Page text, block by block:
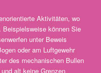
Aktivitäten, wo
können Sie
unter Beweis
oder am Luftgewehr
des mechanischen Bullen
alt keine Grenzen